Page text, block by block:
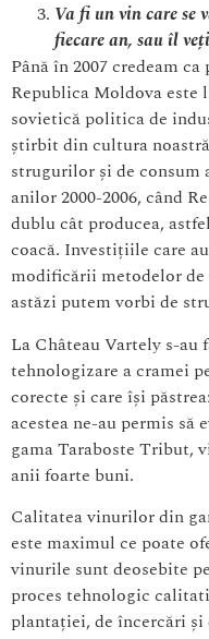
Va fi un vin care se
fiecare an, sau îl
Până în 2007 credeam
Republica Moldova
sovietică politica de
știrbit din cultura
strugurilor și de
anilor 2000-2006, când
dublu cât producea,
coacă. Investițiile care
modificării metodelor
astăzi putem vorbi de
La Château Vartely s-
tehnologizare a cramei
corecte și care își
acestea ne-au permis să
gama Taraboste Tribut,
anii foarte buni.
Calitatea vinurilor din
este maximul ce poate
vinurile sunt deosebite
proces tehnologic
plantației, de încercări